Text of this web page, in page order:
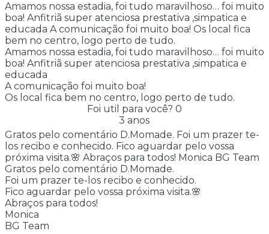
Amamos nossa estadia, foi tudo maravilhoso… foi muito
boa! Anfitriã super atenciosa prestativa ,simpatica e
educada A comunicação foi muito boa! Os local fica
bem no centro, logo perto de tudo.
Amamos nossa estadia, foi tudo maravilhoso… foi muito
boa! Anfitriã super atenciosa prestativa ,simpatica e
educada
A comunicação foi muito boa!
Os local fica bem no centro, logo perto de tudo.
Foi util para você? 0
3 anos
Gratos pelo comentário D.Momade. Foi um prazer te-
los recibo e conhecido. Fico aguardar pelo vossa
próxima visita.🌸 Abraços para todos! Monica BG Team
Gratos pelo comentário D.Momade.
Foi um prazer te-los recibo e conhecido.
Fico aguardar pelo vossa próxima visita.🌸
Abraços para todos!
Monica
BG Team